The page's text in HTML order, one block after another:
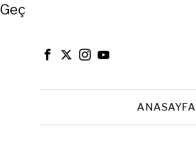
Close
Geç
ANASAYFA